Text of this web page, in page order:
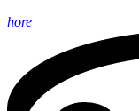
hore